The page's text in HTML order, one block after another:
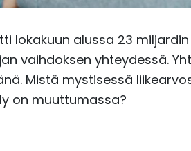
lokakuun alussa 23
vaihdoksen yhteydessä.
Mistä mystisessä
on muuttumassa?